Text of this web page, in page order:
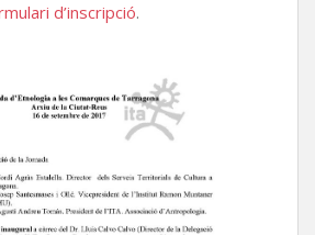
d’inscripció.